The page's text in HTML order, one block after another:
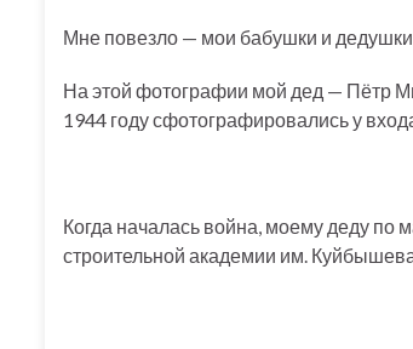
Мне повезло — мои бабушки и
На этой фотографии мой дед — Пётр
1944 году сфотографировались у
Когда началась война, моему деду
строительной академии им.